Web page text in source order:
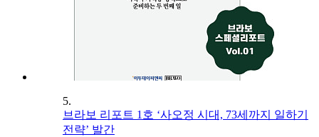
5.
브라보 리포트 1호 ‘사오정 시대, 73세까지 일하기
전략’ 발간